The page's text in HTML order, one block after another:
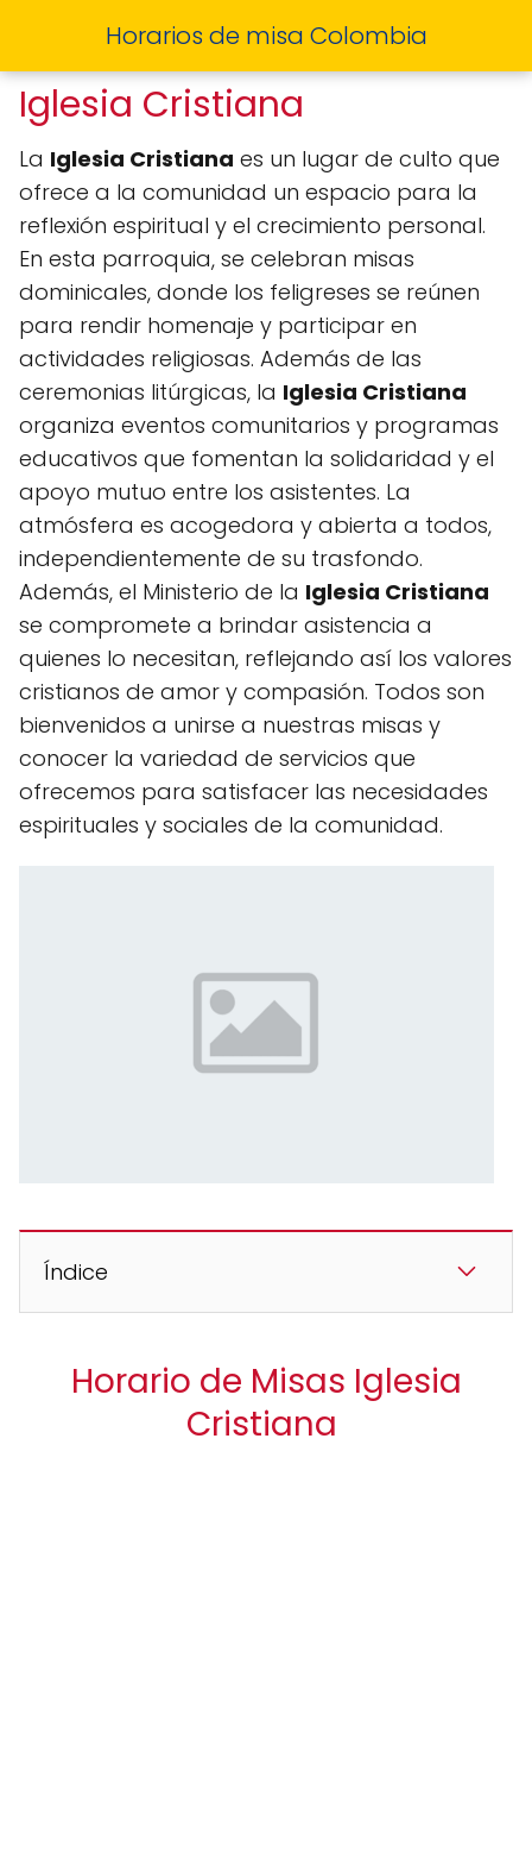
Horarios de misa Colombia
Iglesia Cristiana
La Iglesia Cristiana es un lugar de culto que
ofrece a la comunidad un espacio para la
reflexión espiritual y el crecimiento personal.
En esta parroquia, se celebran misas
dominicales, donde los feligreses se reúnen
para rendir homenaje y participar en
actividades religiosas. Además de las
ceremonias litúrgicas, la Iglesia Cristiana
organiza eventos comunitarios y programas
educativos que fomentan la solidaridad y el
apoyo mutuo entre los asistentes. La
atmósfera es acogedora y abierta a todos,
independientemente de su trasfondo.
Además, el Ministerio de la Iglesia Cristiana
se compromete a brindar asistencia a
quienes lo necesitan, reflejando así los valores
cristianos de amor y compasión. Todos son
bienvenidos a unirse a nuestras misas y
conocer la variedad de servicios que
ofrecemos para satisfacer las necesidades
espirituales y sociales de la comunidad.
Índice
Horario de Misas Iglesia
Cristiana